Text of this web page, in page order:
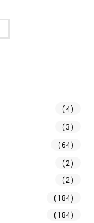
(4)
(3)
(64)
(2)
(2)
(184)
(184)